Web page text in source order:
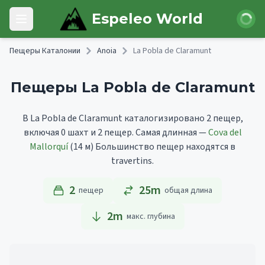
Skip to main content
Open main menu Espeleo World Войти
Пещеры Каталонии Anoia La Pobla de Claramunt
Пещеры La Pobla de Claramunt
В La Pobla de Claramunt каталогизировано 2 пещер,
включая 0 шахт и 2 пещер.Самая длинная —Cova del
Mallorquí(14 м) Большинство пещер находятся в
travertins.
2 пещер 25m общая длина
2m макс. глубина